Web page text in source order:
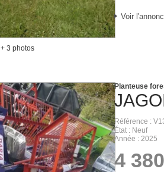
+ 3 photos
Voir
Planteuse
Référence
État
Neuf
Année
2025
4 380